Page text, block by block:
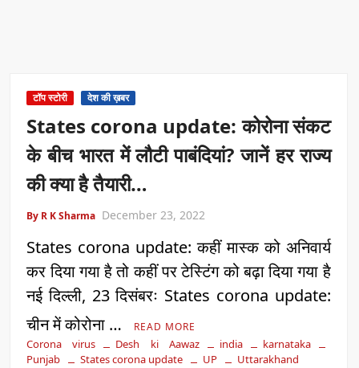
टॉप स्टोरी देश की ख़बर
States corona update: कोरोना संकट
के बीच भारत में लौटी पाबंदियां? जानें हर राज्य
की क्या है तैयारी…
By R K Sharma December 23, 2022
States corona update: कहीं मास्क को अनिवार्य
कर दिया गया है तो कहीं पर टेस्टिंग को बढ़ा दिया गया है
नई दिल्ली, 23 दिसंबरः States corona update:
चीन में कोरोना …
READ MORE
Corona virus Desh ki Aawaz india
karnataka
Punjab
States corona update UP Uttarakhand